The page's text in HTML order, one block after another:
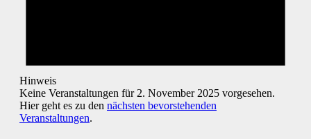
Hinweis
Keine Veranstaltungen für 2. November 2025 vorgesehen.
Hier geht es zu den nächsten bevorstehenden
Veranstaltungen.